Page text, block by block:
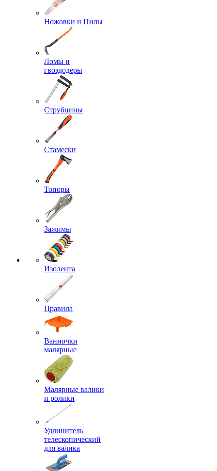
Ножовки и Пилы
Ломы и
гвоздодеры
Струбцины
Стамески
Топоры
Зажимы
Изолента
Правила
Ванночки
малярные
Малярные валики
и ролики
Удлинитель
телескопический
для валика